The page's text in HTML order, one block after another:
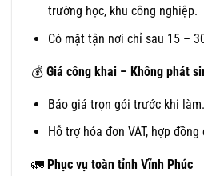
trường học, khu công nghiệp.
Có mặt tận nơi chỉ sau 15 –
💰 Giá công khai – Không phát
Báo giá trọn gói trước khi làm.
Hỗ trợ hóa đơn VAT, hợp
🚛 Phục vụ toàn tỉnh Vĩnh Phúc